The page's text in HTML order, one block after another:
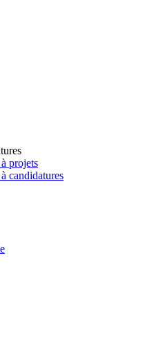
projets
candidatures